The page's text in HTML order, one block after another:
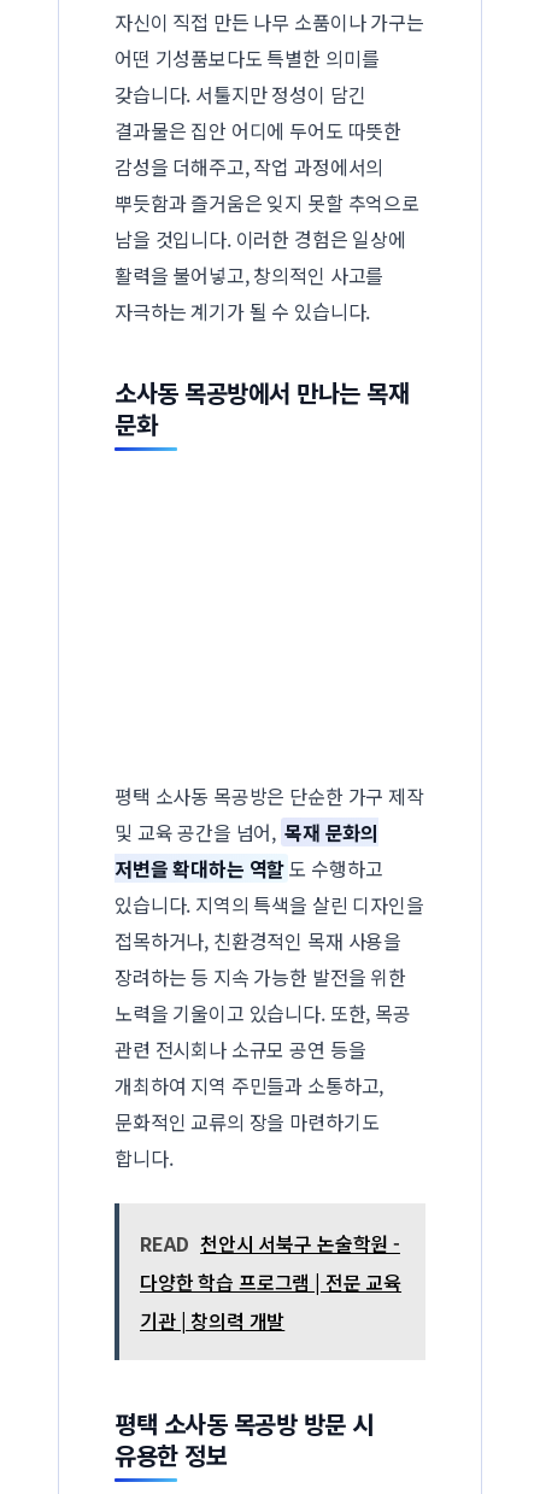
자신이 직접 만든 나무 소품이나 가구는
어떤 기성품보다도 특별한 의미를
갖습니다. 서툴지만 정성이 담긴
결과물은 집안 어디에 두어도 따뜻한
감성을 더해주고, 작업 과정에서의
뿌듯함과 즐거움은 잊지 못할 추억으로
남을 것입니다. 이러한 경험은 일상에
활력을 불어넣고, 창의적인 사고를
자극하는 계기가 될 수 있습니다.
소사동 목공방에서 만나는 목재
문화
평택 소사동 목공방은 단순한 가구 제작
및 교육 공간을 넘어, 목재 문화의
저변을 확대하는 역할도 수행하고
있습니다. 지역의 특색을 살린 디자인을
접목하거나, 친환경적인 목재 사용을
장려하는 등 지속 가능한 발전을 위한
노력을 기울이고 있습니다. 또한, 목공
관련 전시회나 소규모 공연 등을
개최하여 지역 주민들과 소통하고,
문화적인 교류의 장을 마련하기도
합니다.
READ 천안시 서북구 논술학원 -
다양한 학습 프로그램 | 전문 교육
기관 | 창의력 개발
평택 소사동 목공방 방문 시
유용한 정보